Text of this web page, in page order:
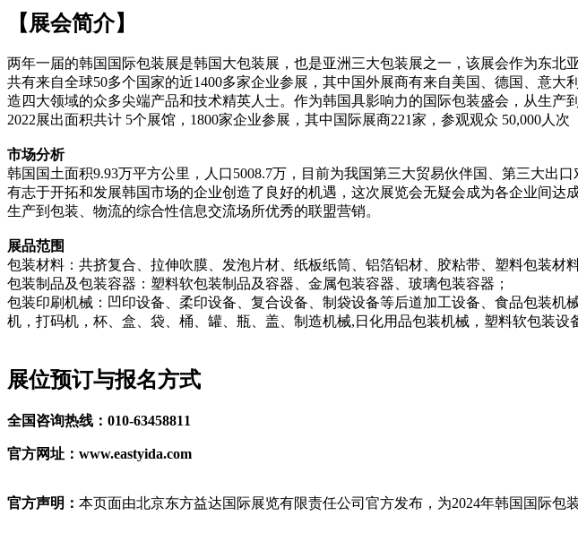
【展会简介】
两年一届的韩国国际包装展是韩国大包装展，也是亚洲三大包装展之一，该展会作为东
共有来自全球50多个国家的近1400多家企业参展，其中国外展商有来自美国、德国、意
造四大领域的众多尖端产品和技术精英人士。作为韩国具影响力的国际包装盛会，从生产
2022展出面积共计 5个展馆，1800家企业参展，其中国际展商221家，参观观众 50,000人次
市场分析
韩国国土面积9.93万平方公里，人口5008.7万，目前为我国第三大贸易伙伴国、第三大出
有志于开拓和发展韩国市场的企业创造了良好的机遇，这次展览会无疑会成为各企业间
生产到包装、物流的综合性信息交流场所优秀的联盟营销。
展品范围
包装材料：共挤复合、拉伸吹膜、发泡片材、纸板纸筒、铝箔铝材、胶粘带、塑料包装
包装制品及包装容器：塑料软包装制品及容器、金属包装容器、玻璃包装容器；
包装印刷机械：凹印设备、柔印设备、复合设备、制袋设备等后道加工设备、食品包装
机，打码机，杯、盒、袋、桶、罐、瓶、盖、制造机械,日化用品包装机械，塑料软包装设
展位预订与报名方式
全国咨询热线：010-63458811
官方网址：www.eastyida.com
官方声明： 本页面由北京东方益达国际展览有限责任公司官方发布，为2024年韩国国际